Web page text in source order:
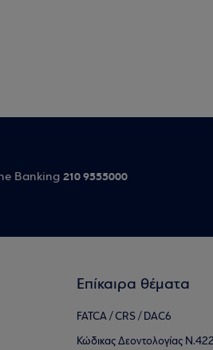
Banking 210 9555000
Επίκαιρα θέματα
FATCA / CRS / DAC6
Κώδικας Δεοντολογίας